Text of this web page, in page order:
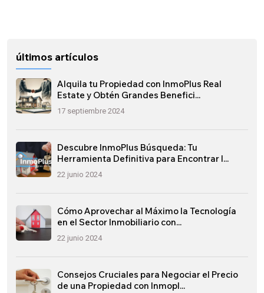
últimos artículos
Alquila tu Propiedad con InmoPlus Real
Estate y Obtén Grandes Benefici...
17 septiembre 2024
Descubre InmoPlus Búsqueda: Tu
Herramienta Definitiva para Encontrar l...
22 junio 2024
Cómo Aprovechar al Máximo la Tecnología
en el Sector Inmobiliario con...
22 junio 2024
Consejos Cruciales para Negociar el Precio
de una Propiedad con Inmopl...